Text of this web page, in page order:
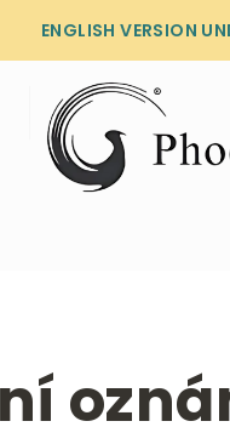
ENGLISH VERSION